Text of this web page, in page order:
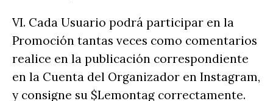
VI. Cada Usuario podrá participar en la
Promoción tantas veces como comentarios
realice en la publicación correspondiente
en la Cuenta del Organizador en Instagram,
y consigne su $Lemontag correctamente.